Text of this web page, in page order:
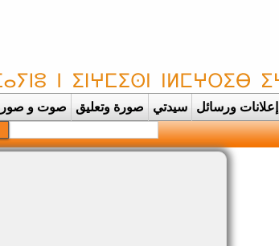
إعلانات ورسائل سيدتي صورة وتعليق صوت و